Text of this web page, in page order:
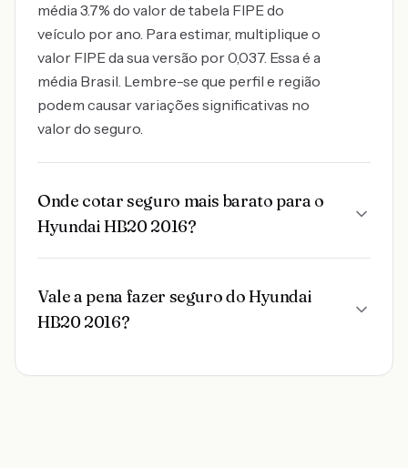
média 3.7% do valor de tabela FIPE do
veículo por ano. Para estimar, multiplique o
valor FIPE da sua versão por 0,037. Essa é a
média Brasil. Lembre-se que perfil e região
podem causar variações significativas no
valor do seguro.
Onde cotar seguro mais barato para o
Hyundai HB20 2016?
Vale a pena fazer seguro do Hyundai
HB20 2016?